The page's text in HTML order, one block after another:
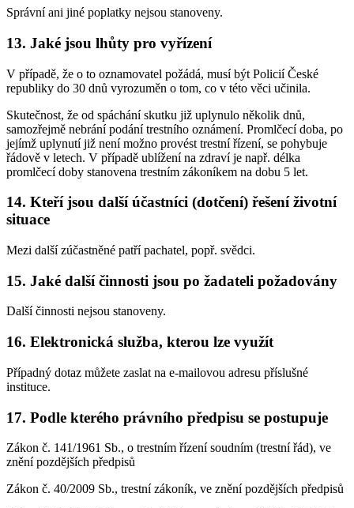
Správní ani jiné poplatky nejsou stanoveny.
13. Jaké jsou lhůty pro vyřízení
V případě, že o to oznamovatel požádá, musí být Policií České
republiky do 30 dnů vyrozuměn o tom, co v této věci učinila.
Skutečnost, že od spáchání skutku již uplynulo několik dnů,
samozřejmě nebrání podání trestního oznámení. Promlčecí doba, po
jejímž uplynutí již není možno provést trestní řízení, se pohybuje
řádově v letech. V případě ublížení na zdraví je např. délka
promlčecí doby stanovena trestním zákoníkem na dobu 5 let.
14. Kteří jsou další účastníci (dotčení) řešení životní
situace
Mezi další zúčastněné patří pachatel, popř. svědci.
15. Jaké další činnosti jsou po žadateli požadovány
Další činnosti nejsou stanoveny.
16. Elektronická služba, kterou lze využít
Případný dotaz můžete zaslat na e-mailovou adresu příslušné
instituce.
17. Podle kterého právního předpisu se postupuje
Zákon č. 141/1961 Sb., o trestním řízení soudním (trestní řád), ve
znění pozdějších předpisů
Zákon č. 40/2009 Sb., trestní zákoník, ve znění pozdějších předpisů